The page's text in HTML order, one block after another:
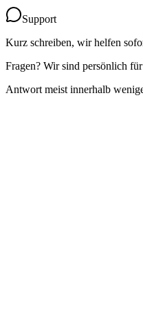
Support
Kurz schreiben, wir helfen
Fragen? Wir sind persönlich
Antwort meist innerhalb